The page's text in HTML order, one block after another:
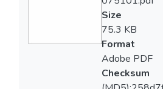
Size
75.3 KB
Format
Adobe PDF
Checksum